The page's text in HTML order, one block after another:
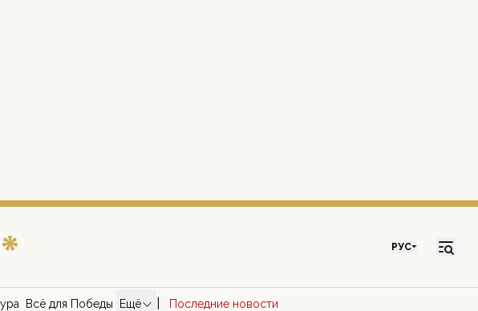
РУС
Всё для Победы Ещё Последние новости